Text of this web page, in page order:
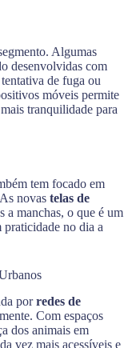
Algumas
desenvolvidas com
de fuga ou
móveis permite
tranquilidade para
tem focado em
novas telas de
a manchas, o que é um
no dia a
porredes de
Com espaços
dos animais em
vez mais acessíveis e